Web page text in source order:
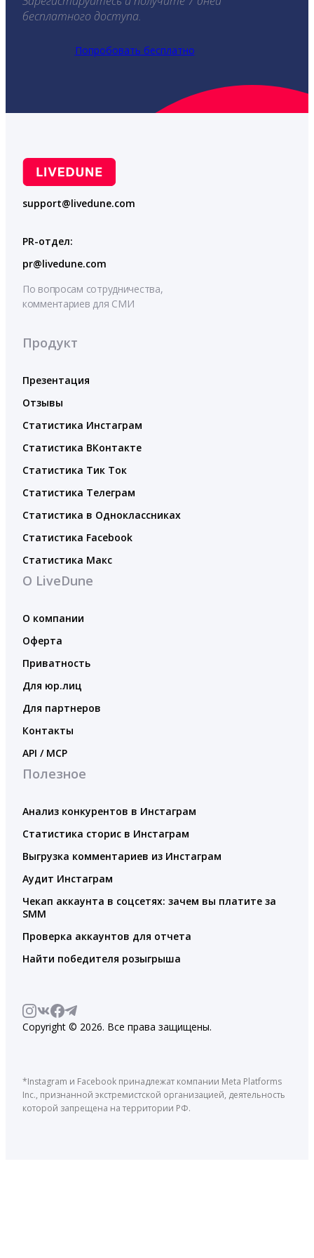
бесплатного доступа.
Попробовать бесплатно
support@livedune.com
PR-отдел:
pr@livedune.com
По вопросам сотрудничества,
комментариев для СМИ
Продукт
Презентация
Отзывы
Статистика Инстаграм
Статистика ВКонтакте
Статистика Тик Ток
Статистика Телеграм
Статистика в Одноклассниках
Статистика Facebook
Статистика Макс
О LiveDune
О компании
Оферта
Приватность
Для юр.лиц
Для партнеров
Контакты
API / MCP
Полезное
Анализ конкурентов в Инстаграм
Статистика сторис в Инстаграм
Выгрузка комментариев из Инстаграм
Аудит Инстаграм
Чекап аккаунта в соцсетях: зачем вы платите за
SMM
Проверка аккаунтов для отчета
Найти победителя розыгрыша
Copyright © 2026. Все права защищены.
*Instagram и Facebook принадлежат компании Meta Platforms
Inc., признанной экстремистской организацией, деятельность
которой запрещена на территории РФ.